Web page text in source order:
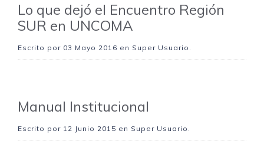
Lo que dejó el Encuentro Región
SUR en UNCOMA
Escrito por 03 Mayo 2016 en Super Usuario.
Manual Institucional
Escrito por 12 Junio 2015 en Super Usuario.